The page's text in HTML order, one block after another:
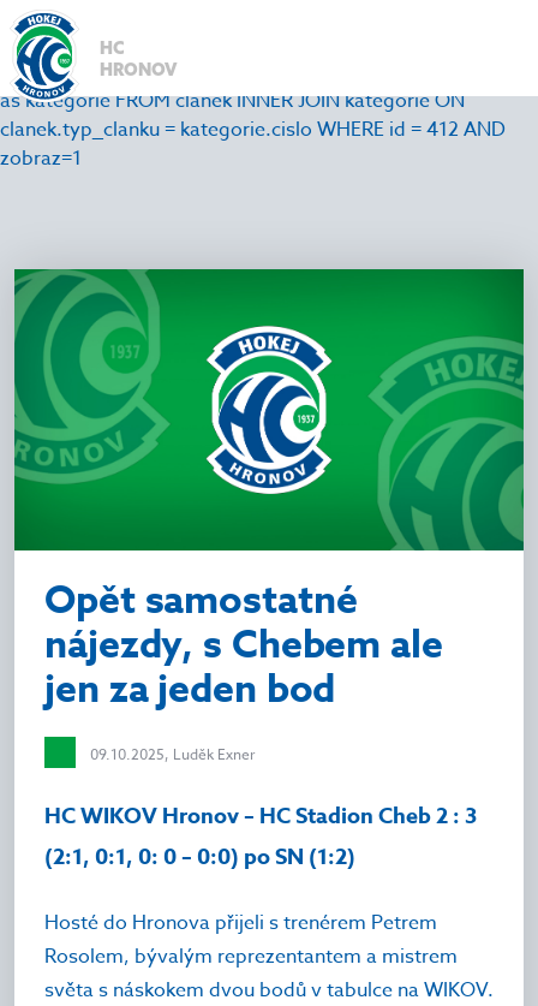
SELECT
as kategorie FROM clanek INNER JOIN kategorie ON
clanek.typ_clanku = kategorie.cislo WHERE id = 412 AND
zobraz=1
HC
HRONOV
Opět samostatné
nájezdy, s Chebem ale
jen za jeden bod
09.10.2025, Luděk Exner
HC WIKOV Hronov – HC Stadion Cheb 2 : 3
(2:1, 0:1, 0: 0 – 0:0) po SN (1:2)
Hosté do Hronova přijeli s trenérem Petrem
Rosolem, bývalým reprezentantem a mistrem
světa s náskokem dvou bodů v tabulce na WIKOV.